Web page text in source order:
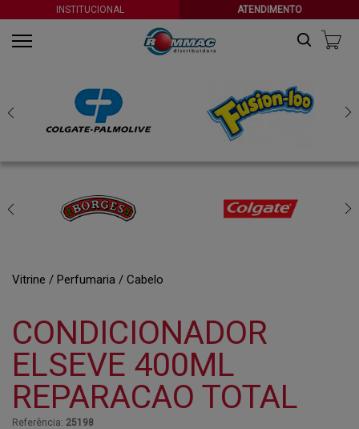
INSTITUCIONAL ATENDIMENTO
Vitrine Perfumaria Cabelo
CONDICIONADOR
ELSEVE 400ML
REPARACAO TOTAL
Referência: 25198